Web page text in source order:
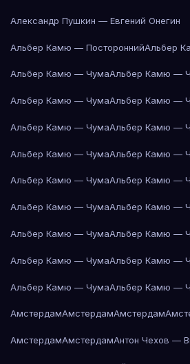
Александр Пушкин — Евгений Онегин
Альбер Камю — ПостороннийАльбер
Альбер Камю — ЧумаАльбер Камю —
Альбер Камю — ЧумаАльбер Камю —
Альбер Камю — ЧумаАльбер Камю —
Альбер Камю — ЧумаАльбер Камю —
Альбер Камю — ЧумаАльбер Камю —
Альбер Камю — ЧумаАльбер Камю —
Альбер Камю — ЧумаАльбер Камю —
Альбер Камю — ЧумаАльбер Камю —
Альбер Камю — ЧумаАльбер Камю —
АмстердамАмстердамАмстердам
АмстердамАмстердамАнтон Чехов —